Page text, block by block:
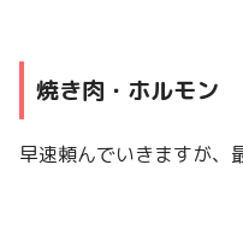
焼き肉・ホルモン
早速頼んでいきますが、